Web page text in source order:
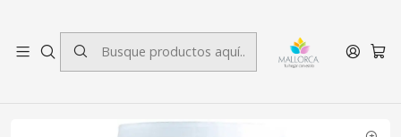
Inicio Decoración Muebles
Lámpara Decorativa Cracovia Silver